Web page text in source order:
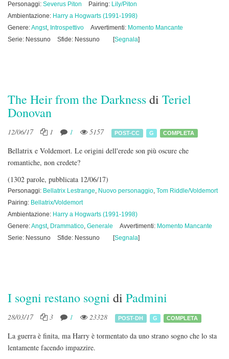
Personaggi: Severus Piton Pairing: Lily/Piton
Ambientazione: Harry a Hogwarts (1991-1998)
Genere:Angst, Introspettivo Avvertimenti: Momento Mancante
Serie: Nessuno
Sfide: Nessuno [Segnala]
The Heir from the Darknessdi Teriel
Donovan
12/06/17 1 1 5157 POST-CC G COMPLETA
Bellatrix e Voldemort. Le origini dell'erede son più oscure che
romantiche, non credete?
(1302 parole, pubblicata 12/06/17)
Personaggi: Bellatrix Lestrange, Nuovo personaggio, Tom Riddle/Voldemort
Pairing: Bellatrix/Voldemort
Ambientazione: Harry a Hogwarts (1991-1998)
Genere:Angst, Drammatico, Generale Avvertimenti: Momento Mancante
Serie: Nessuno
Sfide: Nessuno [Segnala]
I sogni restano sogni di Padmini
28/03/17 3 1 23328 POST-DH G COMPLETA
La guerra è finita, ma Harry è tormentato da uno strano sogno che lo sta
lentamente facendo impazzire.